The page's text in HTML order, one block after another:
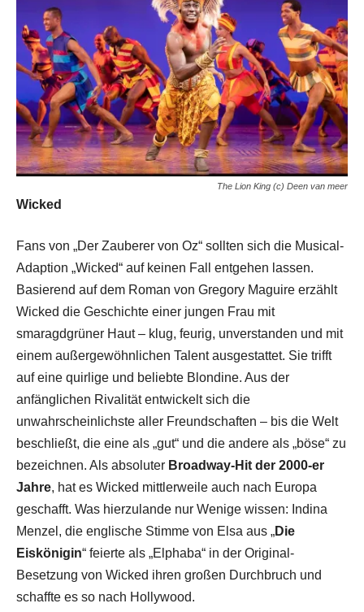
The Lion King (c) Deen van meer
Wicked
Fans von „Der Zauberer von Oz“ sollten sich die Musical-
Adaption „Wicked“ auf keinen Fall entgehen lassen.
Basierend auf dem Roman von Gregory Maguire erzählt
Wicked die Geschichte einer jungen Frau mit
smaragdgrüner Haut – klug, feurig, unverstanden und mit
einem außergewöhnlichen Talent ausgestattet. Sie trifft
auf eine quirlige und beliebte Blondine. Aus der
anfänglichen Rivalität entwickelt sich die
unwahrscheinlichste aller Freundschaften – bis die Welt
beschließt, die eine als „gut“ und die andere als „böse“ zu
bezeichnen. Als absoluter Broadway-Hit der 2000-er
Jahre, hat es Wicked mittlerweile auch nach Europa
geschafft. Was hierzulande nur Wenige wissen: Indina
Menzel, die englische Stimme von Elsa aus „Die
Eiskönigin“ feierte als „Elphaba“ in der Original-
Besetzung von Wicked ihren großen Durchbruch und
schaffte es so nach Hollywood.